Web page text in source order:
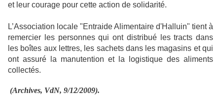
et leur courage pour cette action de solidarité.
L’Association locale "Entraide Alimentaire d'Halluin" tient à
remercier les personnes qui ont distribué les tracts dans
les boîtes aux lettres, les sachets dans les magasins et qui
ont assuré la manutention et la logistique des aliments
collectés.
(Archives, VdN, 9/12/2009).